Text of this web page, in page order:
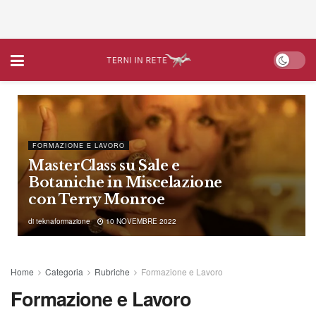
FORMAZIONE E LAVORO
MasterClass su Sale e
Botaniche in Miscelazione
con Terry Monroe
di teknaformazione 10 NOVEMBRE 2022
Home Categoria Rubriche Formazione e Lavoro
Formazione e Lavoro